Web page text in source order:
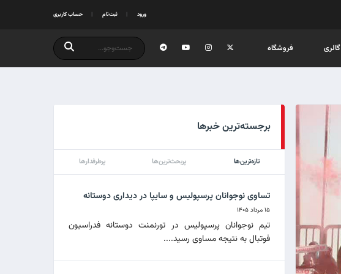
ورود ثبت‌نام حساب کاربری
گالری فروشگاه
برجسته‌ترین خبرها
تازه‌ترین‌ها پربحث‌ترین‌ها پرطرفدارها
تساوی نوجوانان پرسپولیس و سایپا در دیداری دوستانه
۱۵ مرداد ۱۴۰۵
تیم نوجوانان پرسپولیس در تورنمنت دوستانه فدراسیون
فوتبال به نتیجه مساوی رسید....